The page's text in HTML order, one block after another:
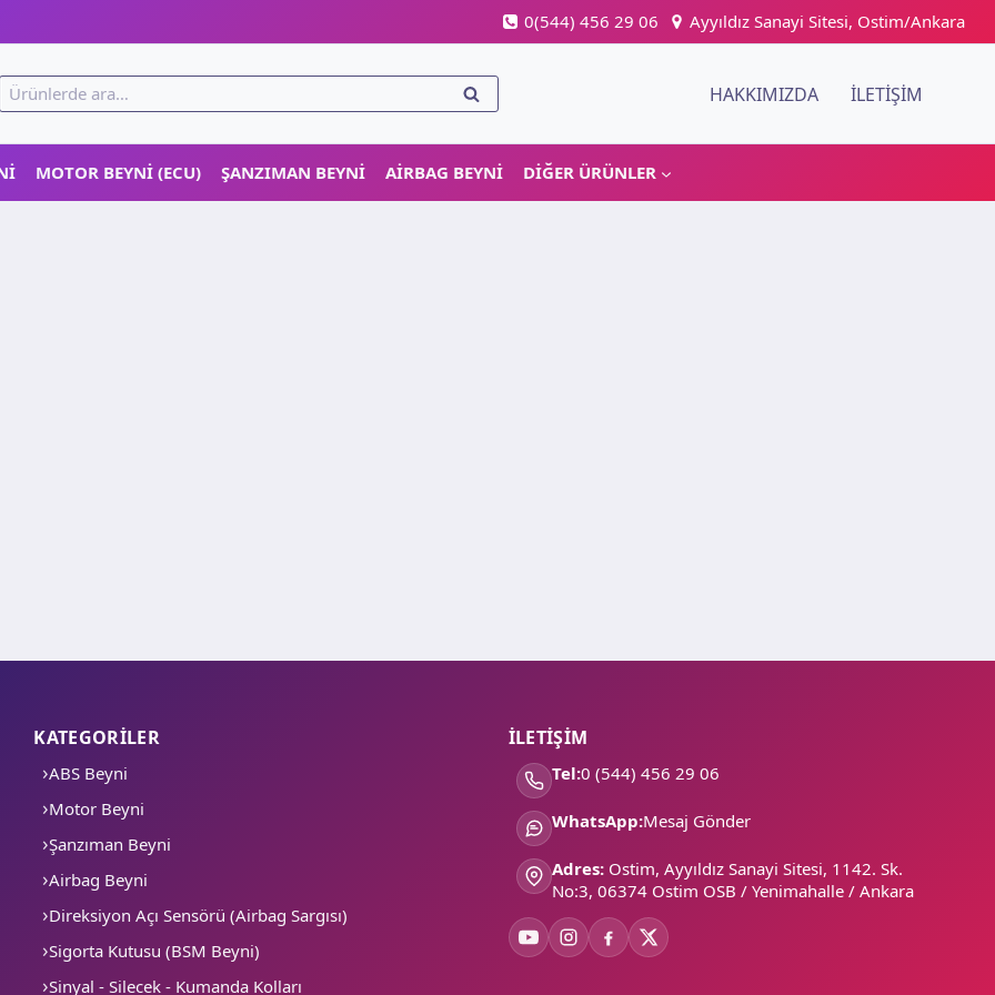
0(544) 456 29 06 Ayyıldız Sanayi Sitesi, Ostim/Ankara
Ara:
ARA HAKKIMIZDA İLETIŞIM
MOTOR BEYNI (ECU) ŞANZIMAN BEYNI AIRBAG BEYNI DIĞER ÜRÜNLER
KATEGORİLER
ABS Beyni
Motor Beyni
Şanzıman Beyni
Airbag Beyni
Direksiyon Açı Sensörü (Airbag Sargısı)
Sigorta Kutusu (BSM Beyni)
Sinyal - Silecek - Kumanda Kolları
İLETİŞİM
Tel:0 (544) 456 29 06
WhatsApp:Mesaj Gönder
Adres: Ostim, Ayyıldız Sanayi Sitesi, 1142. Sk.
No:3, 06374 Ostim OSB / Yenimahalle / Ankara